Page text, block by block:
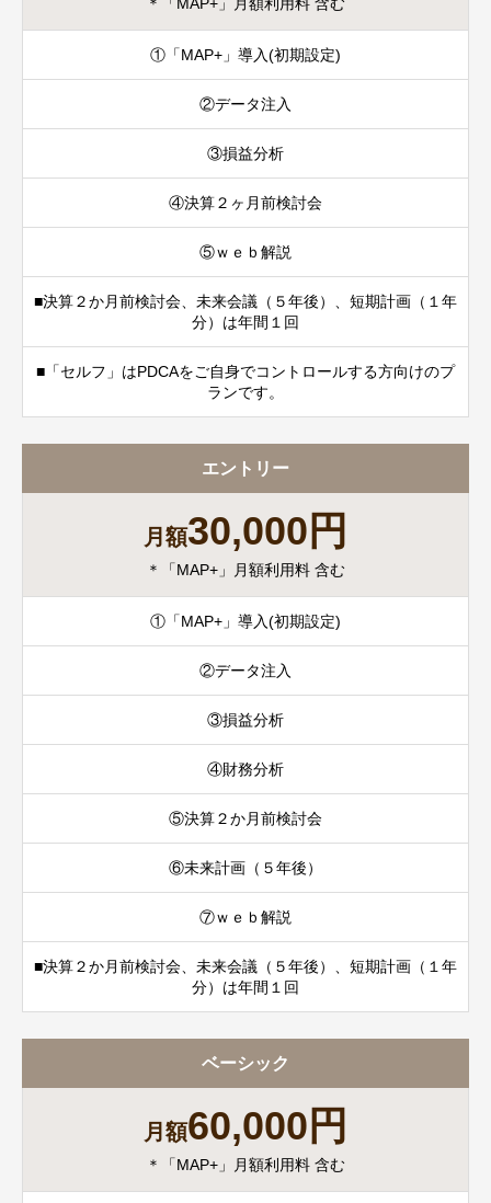
①「MAP+」導入(初期設定)
②データ注入
③損益分析
④決算２ヶ月前検討会
⑤ｗｅｂ解説
■決算２か月前検討会、未来会議（５年後）、短期計画（１年
分）は年間１回
■「セルフ」はPDCAをご自身でコントロールする方向けのプ
ランです。
エントリー
月額30,000円
＊「MAP+」月額利用料 含む
①「MAP+」導入(初期設定)
②データ注入
③損益分析
④財務分析
⑤決算２か月前検討会
⑥未来計画（５年後）
⑦ｗｅｂ解説
■決算２か月前検討会、未来会議（５年後）、短期計画（１年
分）は年間１回
ベーシック
月額60,000円
＊「MAP+」月額利用料 含む